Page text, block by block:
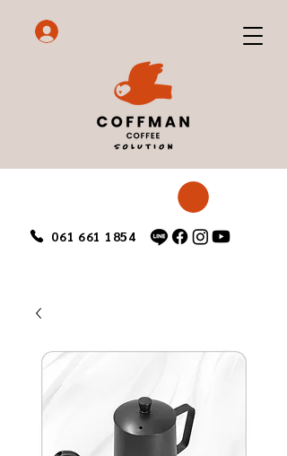
061 661 1854